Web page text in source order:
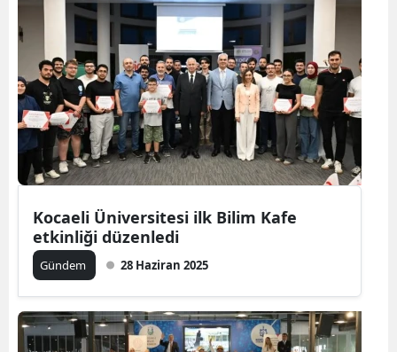
Kocaeli Üniversitesi ilk Bilim Kafe
etkinliği düzenledi
Gündem 28 Haziran 2025